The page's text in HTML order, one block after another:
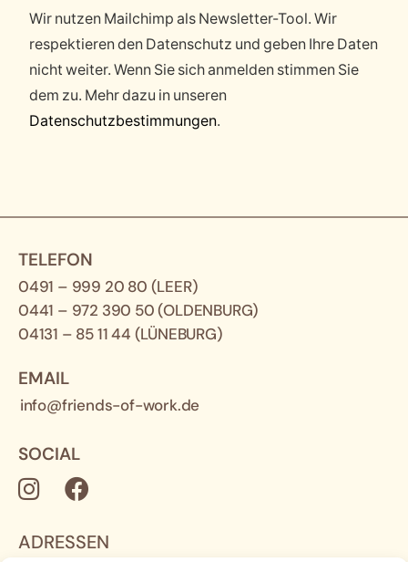
Wir nutzen Mailchimp als Newsletter-Tool. Wir
respektieren den Datenschutz und geben Ihre Daten
nicht weiter. Wenn Sie sich anmelden stimmen Sie
dem zu. Mehr dazu in unseren
Datenschutzbestimmungen.
TELEFON
0491 – 999 20 80 (LEER)
0441 – 972 390 50(OLDENBURG)
04131 – 85 11 44 (LÜNEBURG)
EMAIL
info@friends-of-work.de
SOCIAL
ADRESSEN